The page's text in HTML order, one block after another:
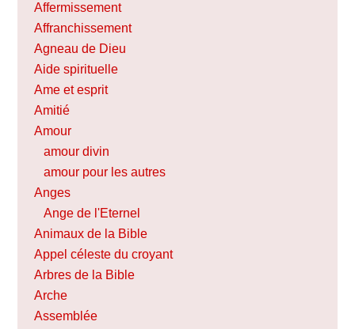
Affermissement
Affranchissement
Agneau de Dieu
Aide spirituelle
Ame et esprit
Amitié
Amour
amour divin
amour pour les autres
Anges
Ange de l'Eternel
Animaux de la Bible
Appel céleste du croyant
Arbres de la Bible
Arche
Assemblée